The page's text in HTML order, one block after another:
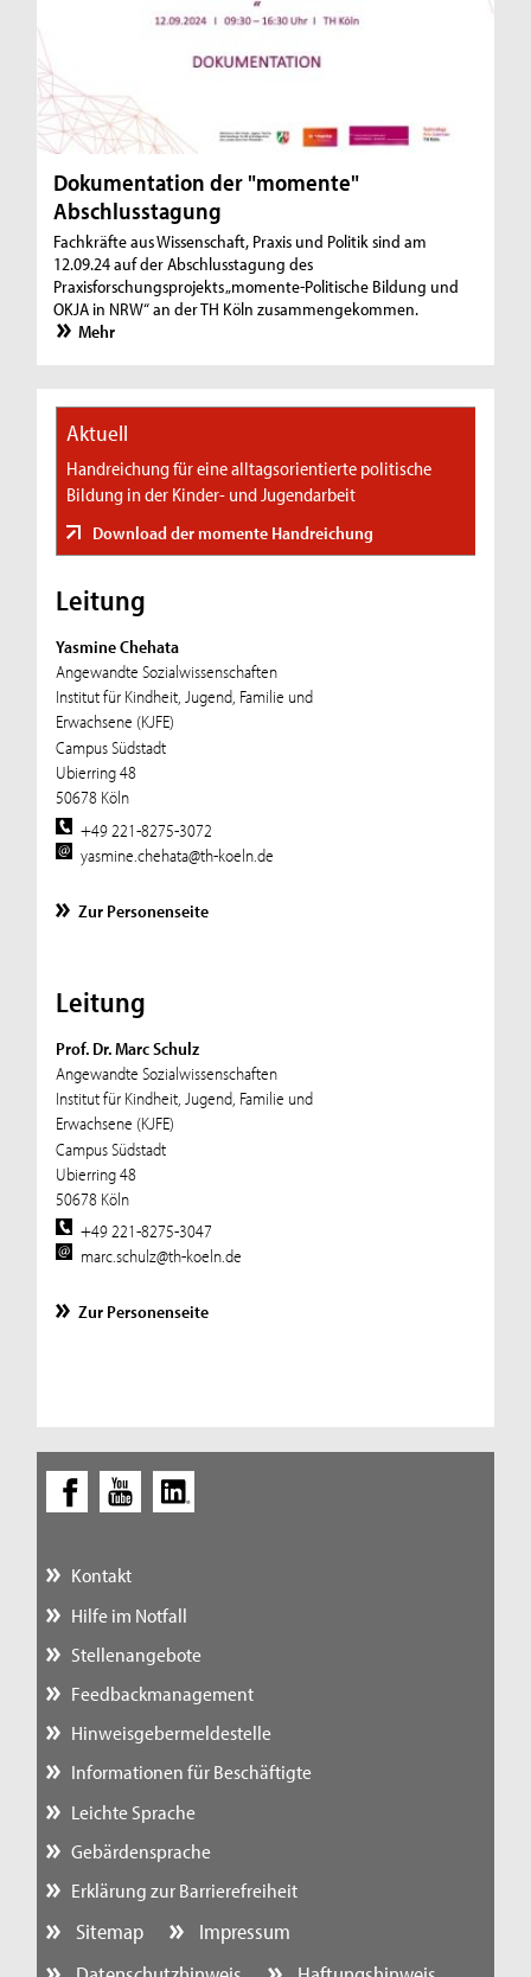
Dokumentation der "momente"
Abschlusstagung
Fachkräfte aus Wissenschaft, Praxis und Politik sind am
12.09.24 auf der Abschlusstagung des
Praxisforschungsprojekts „momente-Politische Bildung und
OKJA in NRW“ an der TH Köln zusammengekommen.
Mehr
Aktuell
Handreichung für eine alltagsorientierte politische
Bildung in der Kinder- und Jugendarbeit
Download der momente Handreichung
Leitung
Yasmine Chehata
Angewandte Sozialwissenschaften
Institut für Kindheit, Jugend, Familie und
Erwachsene (KJFE)
Campus Südstadt
Ubierring 48
50678 Köln
+49 221-8275-3072
yasmine.chehata@th-koeln.de
Zur Personenseite
Leitung
Prof. Dr. Marc Schulz
Angewandte Sozialwissenschaften
Institut für Kindheit, Jugend, Familie und
Erwachsene (KJFE)
Campus Südstadt
Ubierring 48
50678 Köln
+49 221-8275-3047
marc.schulz@th-koeln.de
Zur Personenseite
Kontakt
Hilfe im Notfall
Stellenangebote
Feedbackmanagement
Hinweisgebermeldestelle
Informationen für Beschäftigte
Leichte Sprache
Gebärdensprache
Erklärung zur Barrierefreiheit
Sitemap
Impressum